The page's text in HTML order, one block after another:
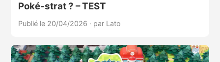
Poké-strat ? – TEST
Publié le 20/04/2026 · par Lato